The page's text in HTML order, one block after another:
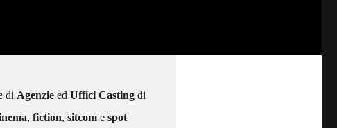
di Agenzie ed Uffici Casting di
, fiction, sitcom e spot